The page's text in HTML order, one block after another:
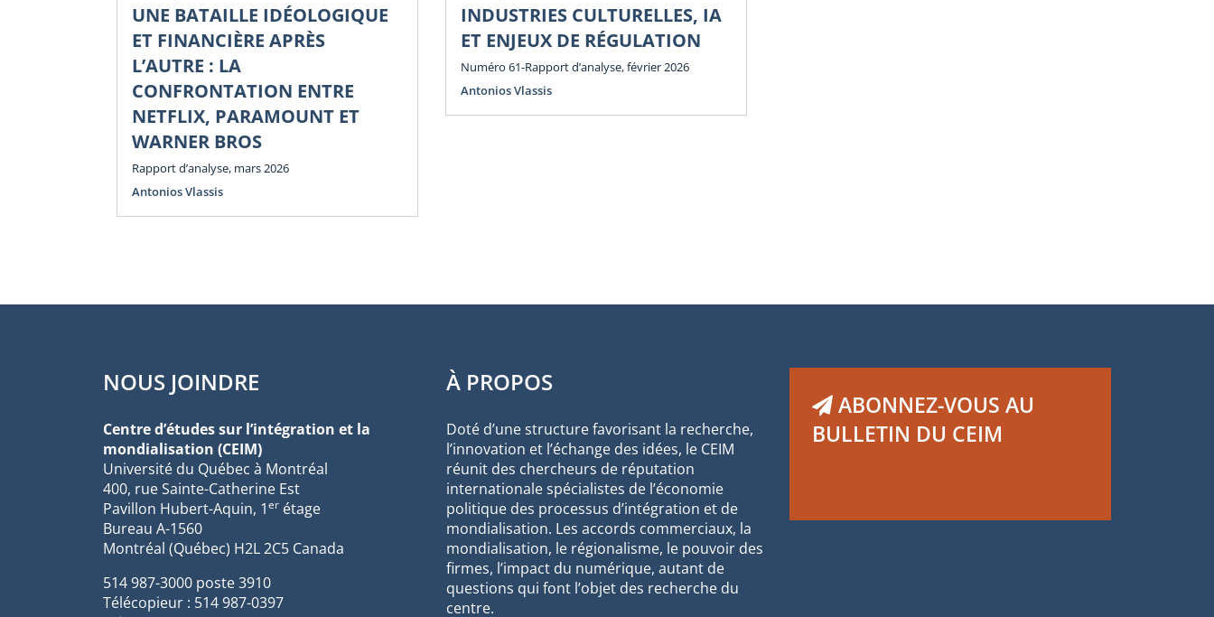
UNE BATAILLE IDÉOLOGIQUE
ET FINANCIÈRE APRÈS
L’AUTRE : LA
CONFRONTATION ENTRE
NETFLIX, PARAMOUNT ET
WARNER BROS
Rapport d’analyse, mars 2026
Antonios Vlassis
INDUSTRIES CULTURELLES, IA
ET ENJEUX DE RÉGULATION
Numéro 61-Rapport d’analyse, février 2026
Antonios Vlassis
NOUS JOINDRE
Centre d’études sur l’intégration et la
mondialisation (CEIM)
Université du Québec à Montréal
400, rue Sainte-Catherine Est
Pavillon Hubert-Aquin, 1er étage
Bureau A-1560
Montréal (Québec) H2L 2C5 Canada
514 987-3000 poste 3910
Télécopieur : 514 987-0397
À PROPOS
Doté d’une structure favorisant la recherche,
l’innovation et l’échange des idées, le CEIM
réunit des chercheurs de réputation
internationale spécialistes de l’économie
politique des processus d’intégration et de
mondialisation. Les accords commerciaux, la
mondialisation, le régionalisme, le pouvoir des
firmes, l’impact du numérique, autant de
questions qui font l’objet des recherche du
centre.
ABONNEZ-VOUS AU
BULLETIN DU CEIM